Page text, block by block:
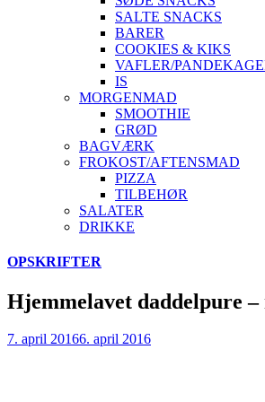
SALTE SNACKS
BARER
COOKIES & KIKS
VAFLER/
IS
MORGENMAD
SMOOTHIE
GRØD
BAGVÆRK
FROKOST/AFTENSMAD
PIZZA
TILBEHØR
SALATER
DRIKKE
Skip
content
OPSKRIFTER
Hjemmelavet daddelpure
7. april 20166. april 2016